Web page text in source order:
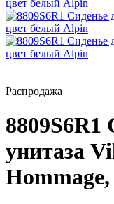
Распродажа
8809S6R1
унитаза